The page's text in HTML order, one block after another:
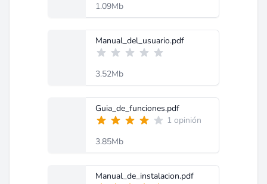
1.09Mb
Manual_del_usuario.pdf
3.52Mb
Guia_de_funciones.pdf
1 opinión
3.85Mb
Manual_de_instalacion.pdf